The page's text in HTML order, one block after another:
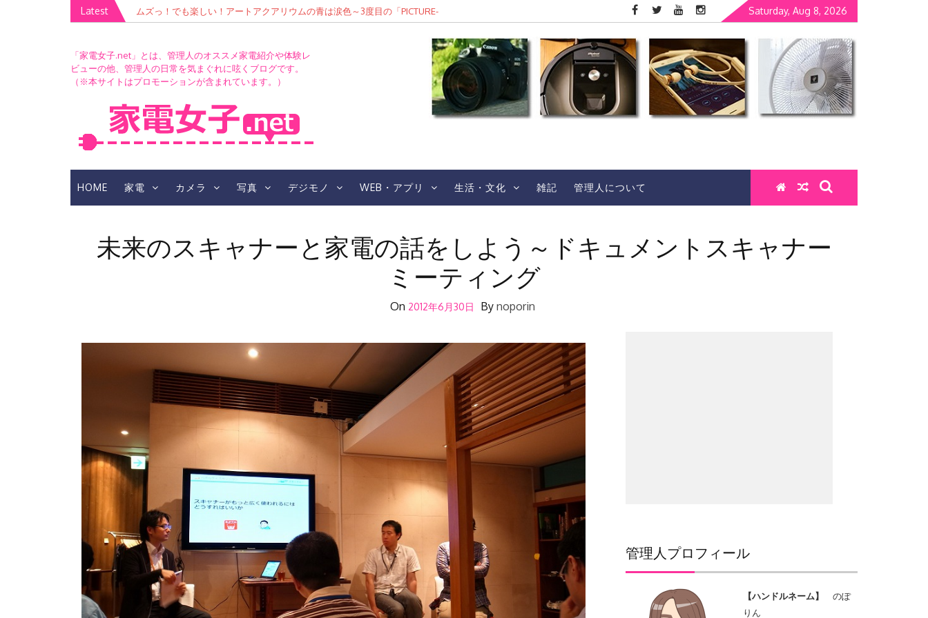
Latest
ムズっ！でも楽しい！アートアクアリウムの青は涙色～3度目の「PICTURE-
RIUM」撮影会
このレンズを推し活に捧ぐ！「TAMRON 70-300mm F/4.5-6.3 Di III RXD
（A047）」レビュー＆ささのま生誕祭LIVEレポ
Saturday, Aug 8, 2026
「家電女子.net」とは、管理人のオススメ家電紹介や体験レ
ビューの他、管理人の日常を気まぐれに呟くブログです。
（※本サイトはプロモーションが含まれています。）
HOME 家電 カメラ 写真 デジモノ WEB・アプリ 生活・文化 雑記 管理人について
未来のスキャナーと家電の話をしよう～ドキュメントスキャナー
ミーティング
On 2012年6月30日 By noporin
管理人プロフィール
【ハンドルネーム】
のぽ
りん